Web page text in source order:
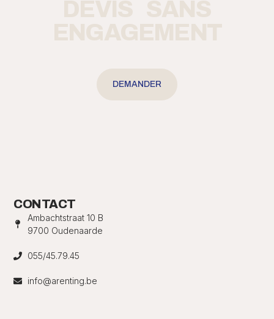
DEMANDER
CONTACT
Ambachtstraat 10 B
9700 Oudenaarde
055/45.79.45
info@arenting.be